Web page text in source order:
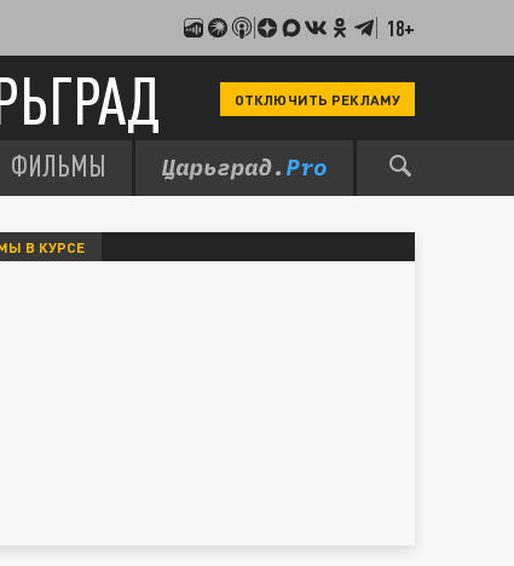
18+
ОТКЛЮЧИТЬ РЕКЛАМУ
ФИЛЬМЫ
В КУРСЕ